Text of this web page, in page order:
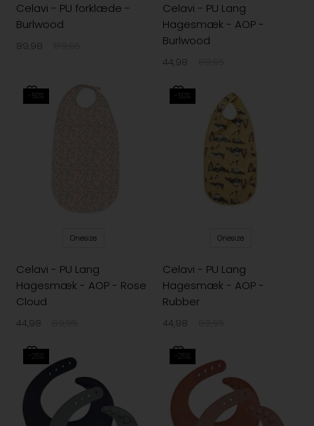
Celavi - PU forklæde -
Burlwood
89,98
Celavi - PU Lang
Hagesmæk - AOP -
Burlwood
44,98
-50%
Onesize
Celavi - PU Lang
Hagesmæk - AOP - Rose
Cloud
44,98
-50%
Onesize
Celavi - PU Lang
Hagesmæk - AOP -
Rubber
44,98
-25% -25%